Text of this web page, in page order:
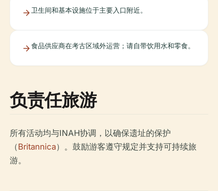
卫生间和基本设施位于主要入口附近。
食品供应商在考古区域外运营；请自带饮用水和零食。
负责任旅游
所有活动均与INAH协调，以确保遗址的保护
（Britannica）。鼓励游客遵守规定并支持可持续旅
游。